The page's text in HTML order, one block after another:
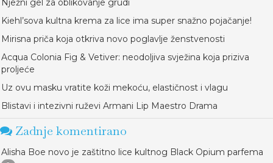
Nježni gel za oblikovanje grudi
Kiehl’sova kultna krema za lice ima super snažno pojačanje!
Mirisna priča koja otkriva novo poglavlje ženstvenosti
Acqua Colonia Fig & Vetiver: neodoljiva svježina koja priziva
proljeće
Uz ovu masku vratite koži mekoću, elastičnost i vlagu
Blistavi i intezivni ruževi Armani Lip Maestro Drama
Zadnje komentirano
Alisha Boe novo je zaštitno lice kultnog Black Opium parfema